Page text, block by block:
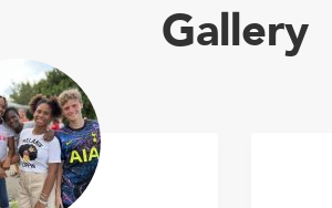
Gallery